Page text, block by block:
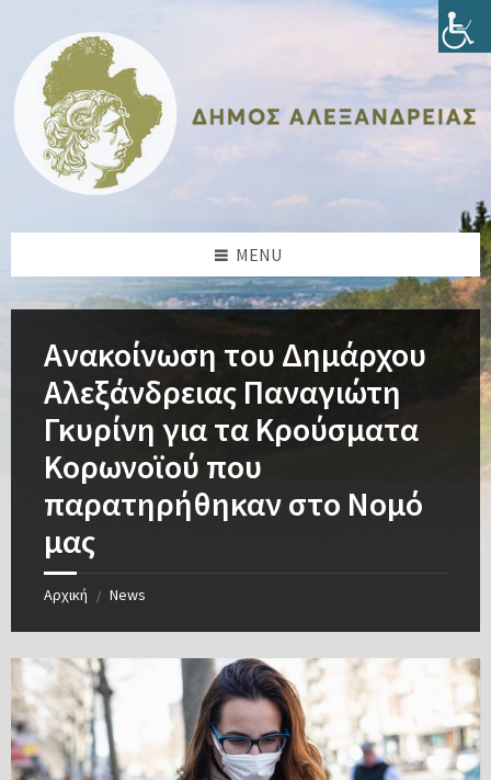
content
sidebar
sidebar
footer
MENU
Ανακοίνωση του Δημάρχου
Αλεξάνδρειας Παναγιώτη
Γκυρίνη για τα Κρούσματα
Κορωνοϊού που
παρατηρήθηκαν στο Νομό
μας
Αρχική / News